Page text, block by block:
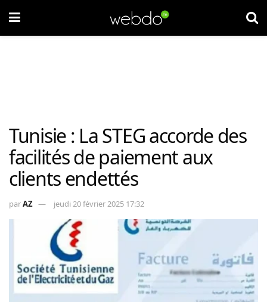
Tunisie : La STEG accorde des
facilités de paiement aux
clients endettés
parAZ jeudi 20 février 2025 17:32